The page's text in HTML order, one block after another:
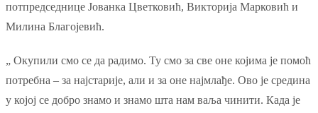
потпредседнице Јованка Цветковић, Викторија Марковић и
Милина Благојевић.
„ Окупили смо се да радимо. Ту смо за све оне којима је помоћ
потребна – за најстарије, али и за оне најмлађе. Ово је средина
у којој се добро знамо и знамо шта нам ваља чинити. Када је